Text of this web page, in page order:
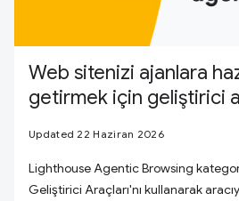
Web sitenizi ajanlara
getirmek için geliştirici
Updated 22 Haziran 2026
Lighthouse Agentic Browsing
Geliştirici Araçları'nı kullanarak